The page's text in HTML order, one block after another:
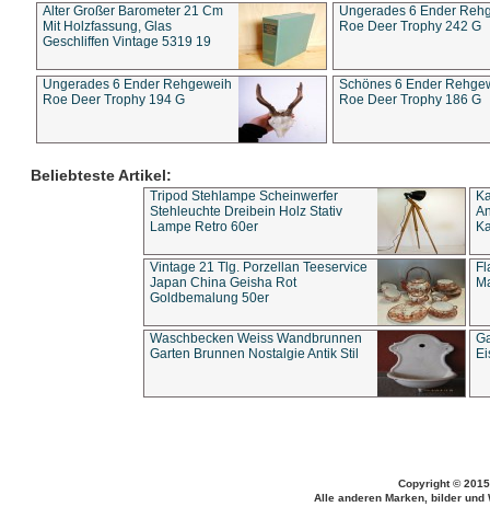
Alter Großer Barometer 21 Cm
Mit Holzfassung, Glas
Geschliffen Vintage 5319 19
Ungerades 6 Ender
Roe Deer Trophy 242 G
Ungerades 6 Ender Rehgeweih
Roe Deer Trophy 194 G
Schönes 6 Ender
Roe Deer Trophy 186 G
Beliebteste Artikel:
Tripod Stehlampe Scheinwerfer
Stehleuchte Dreibein Holz Stativ
Lampe Retro 60er
Vintage 21 Tlg. Porzellan Teeservice
Japan China Geisha Rot
Goldbemalung 50er
Waschbecken Weiss Wandbrunnen
Garten Brunnen Nostalgie Antik Stil
Copyright ©
Alle anderen Marken, bilder und